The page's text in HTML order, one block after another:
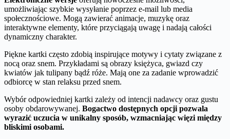
umożliwiając szybkie wysyłanie poprzez e-mail lub media
społecznościowe. Mogą zawierać animacje, muzykę oraz
interaktywne elementy, które przyciągają uwagę i nadają całości
dynamiczny charakter.
Piękne kartki często zdobią inspirujące motywy i cytaty związane z
nocą oraz snem. Przykładami są obrazy księżyca, gwiazd czy
kwiatów jak tulipany bądź róże. Mają one za zadanie wprowadzić
odbiorcę w stan relaksu przed snem.
Wybór odpowiedniej kartki zależy od intencji nadawcy oraz gustu
osoby obdarowywanej. Bogactwo dostępnych opcji pozwala
wyrazić uczucia w unikalny sposób, wzmacniając więzi między
bliskimi osobami.